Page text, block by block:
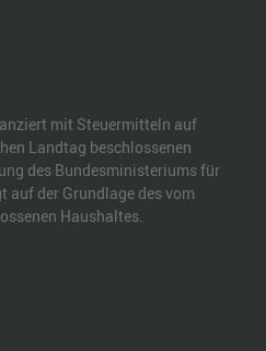
mit Steuermitteln auf
Landtag beschlossenen
des Bundesministeriums für
auf der Grundlage des vom
Haushaltes.